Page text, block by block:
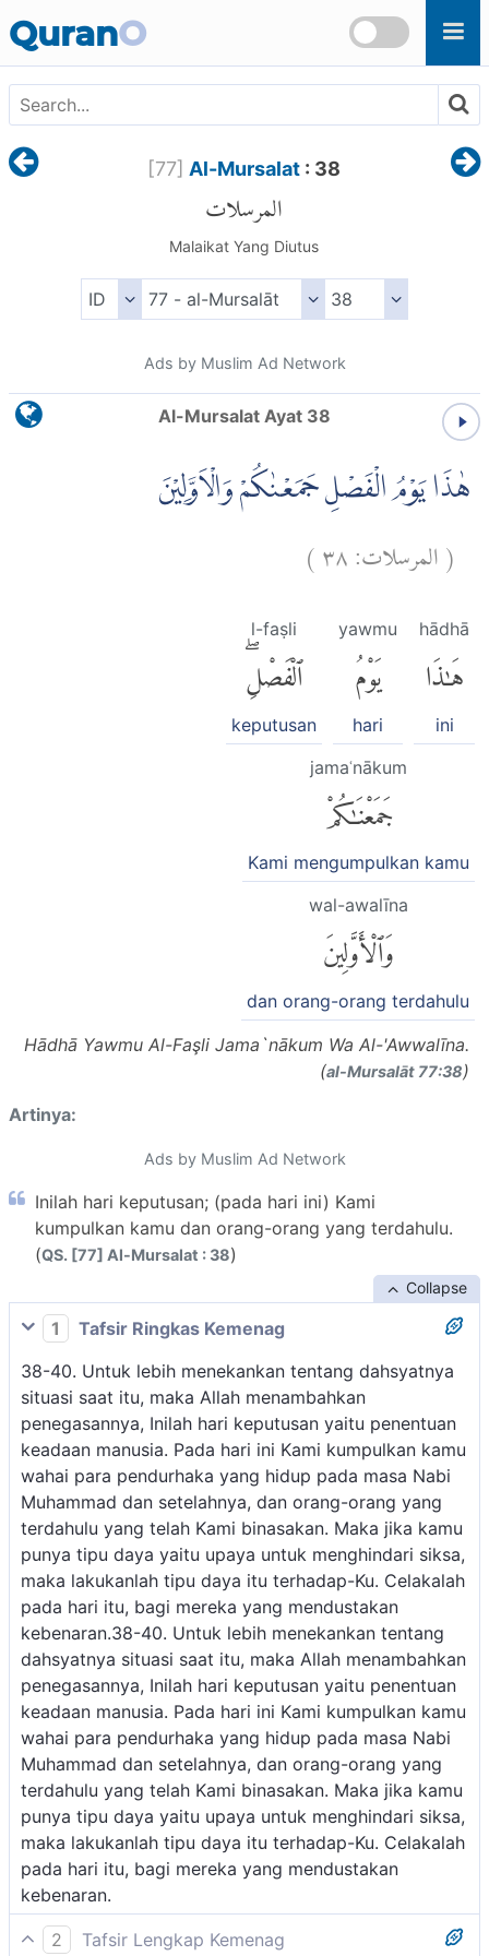
QuranO
[77] Al-Mursalat : 38
المرسلات
Malaikat Yang Diutus
Ads by Muslim Ad Network
Al-Mursalat Ayat 38
هٰذَا يَوْمُ الْفَصْلِ جَمَعْنٰكُمْ وَالْاَوَّلِيْنَ
(المرسلات:٣٨)
hādhā
هَٰذَا
ini
yawmu
يَوْمُ
hari
l-faṣli
ٱلْفَصْلِۖ
keputusan
jamaʿnākum
جَمَعْنَٰكُمْ
Kami mengumpulkan kamu
wal-awalīna
وَٱلْأَوَّلِينَ
dan orang-orang terdahulu
Hādhā Yawmu Al-Faşli Jama`nākum Wa Al-'Awwalīna.
(al-Mursalāt 77:38)
Artinya:
Ads by Muslim Ad Network
Inilah hari keputusan; (pada hari ini) Kami
kumpulkan kamu dan orang-orang yang terdahulu.
(QS. [77] Al-Mursalat : 38)
Collapse
1
Tafsir Ringkas Kemenag
38-40. Untuk lebih menekankan tentang dahsyatnya
situasi saat itu, maka Allah menambahkan
penegasannya, Inilah hari keputusan yaitu penentuan
keadaan manusia. Pada hari ini Kami kumpulkan kamu
wahai para pendurhaka yang hidup pada masa Nabi
Muhammad dan setelahnya, dan orang-orang yang
terdahulu yang telah Kami binasakan. Maka jika kamu
punya tipu daya yaitu upaya untuk menghindari siksa,
maka lakukanlah tipu daya itu terhadap-Ku. Celakalah
pada hari itu, bagi mereka yang mendustakan
kebenaran.38-40. Untuk lebih menekankan tentang
dahsyatnya situasi saat itu, maka Allah menambahkan
penegasannya, Inilah hari keputusan yaitu penentuan
keadaan manusia. Pada hari ini Kami kumpulkan kamu
wahai para pendurhaka yang hidup pada masa Nabi
Muhammad dan setelahnya, dan orang-orang yang
terdahulu yang telah Kami binasakan. Maka jika kamu
punya tipu daya yaitu upaya untuk menghindari siksa,
maka lakukanlah tipu daya itu terhadap-Ku. Celakalah
pada hari itu, bagi mereka yang mendustakan
kebenaran.
2
Tafsir Lengkap Kemenag